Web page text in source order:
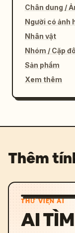
Chân dung /
Người có ảnh
Nhân vật
Nhóm / Cặp
Sản phẩm
Xem thêm
Thêm
THƯ VIỆN AI
AI